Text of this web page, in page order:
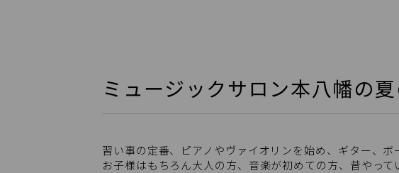
ミュージックサロン本八幡の
習い事の定番、ピアノやヴァイオリンを始め、ギター、
お子様はもちろん大人の方、音楽が初めての方、昔やっ